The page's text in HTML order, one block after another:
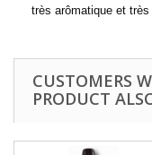
très arômatique et
CUSTOMERS
PRODUCT